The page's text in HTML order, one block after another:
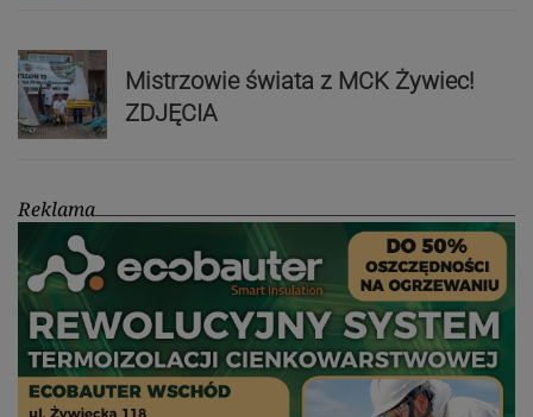
Mistrzowie świata z MCK Żywiec!
ZDJĘCIA
Reklama